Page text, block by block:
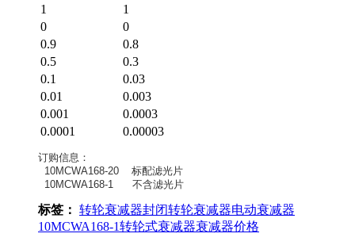
1
1
0
0
0.9
0.8
0.5
0.3
0.1
0.03
0.01
0.003
0.001
0.0003
0.0001
0.00003
订购信息：
10MCWA168-20 标配滤光片
10MCWA168-1 不含滤光片
标签： 转轮衰减器封闭转轮衰减器电动衰减器
10MCWA168-1转轮式衰减器衰减器价格